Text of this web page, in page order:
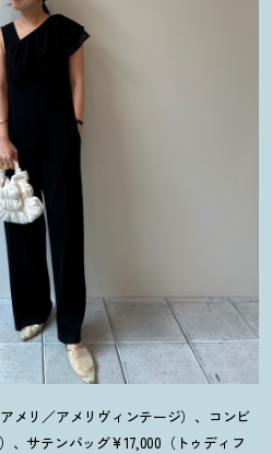
メリ／アメリヴィンテージ）、コンビ
、サテンバッグ¥17,000（トゥディフ